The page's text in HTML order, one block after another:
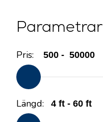
Parametrar
Pris:
Längd: